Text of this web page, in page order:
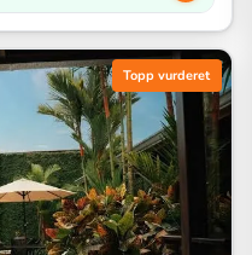
Topp vurderet